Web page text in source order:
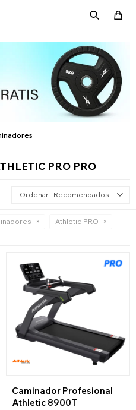
PRO PRO
Recomendados
Athletic PRO
Caminador Profesional
Athletic 8900T